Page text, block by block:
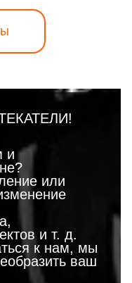
и
или
и т. д.
к нам, мы
ваш